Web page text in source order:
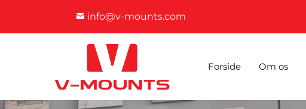
info@v-mounts.com
Forside Om os